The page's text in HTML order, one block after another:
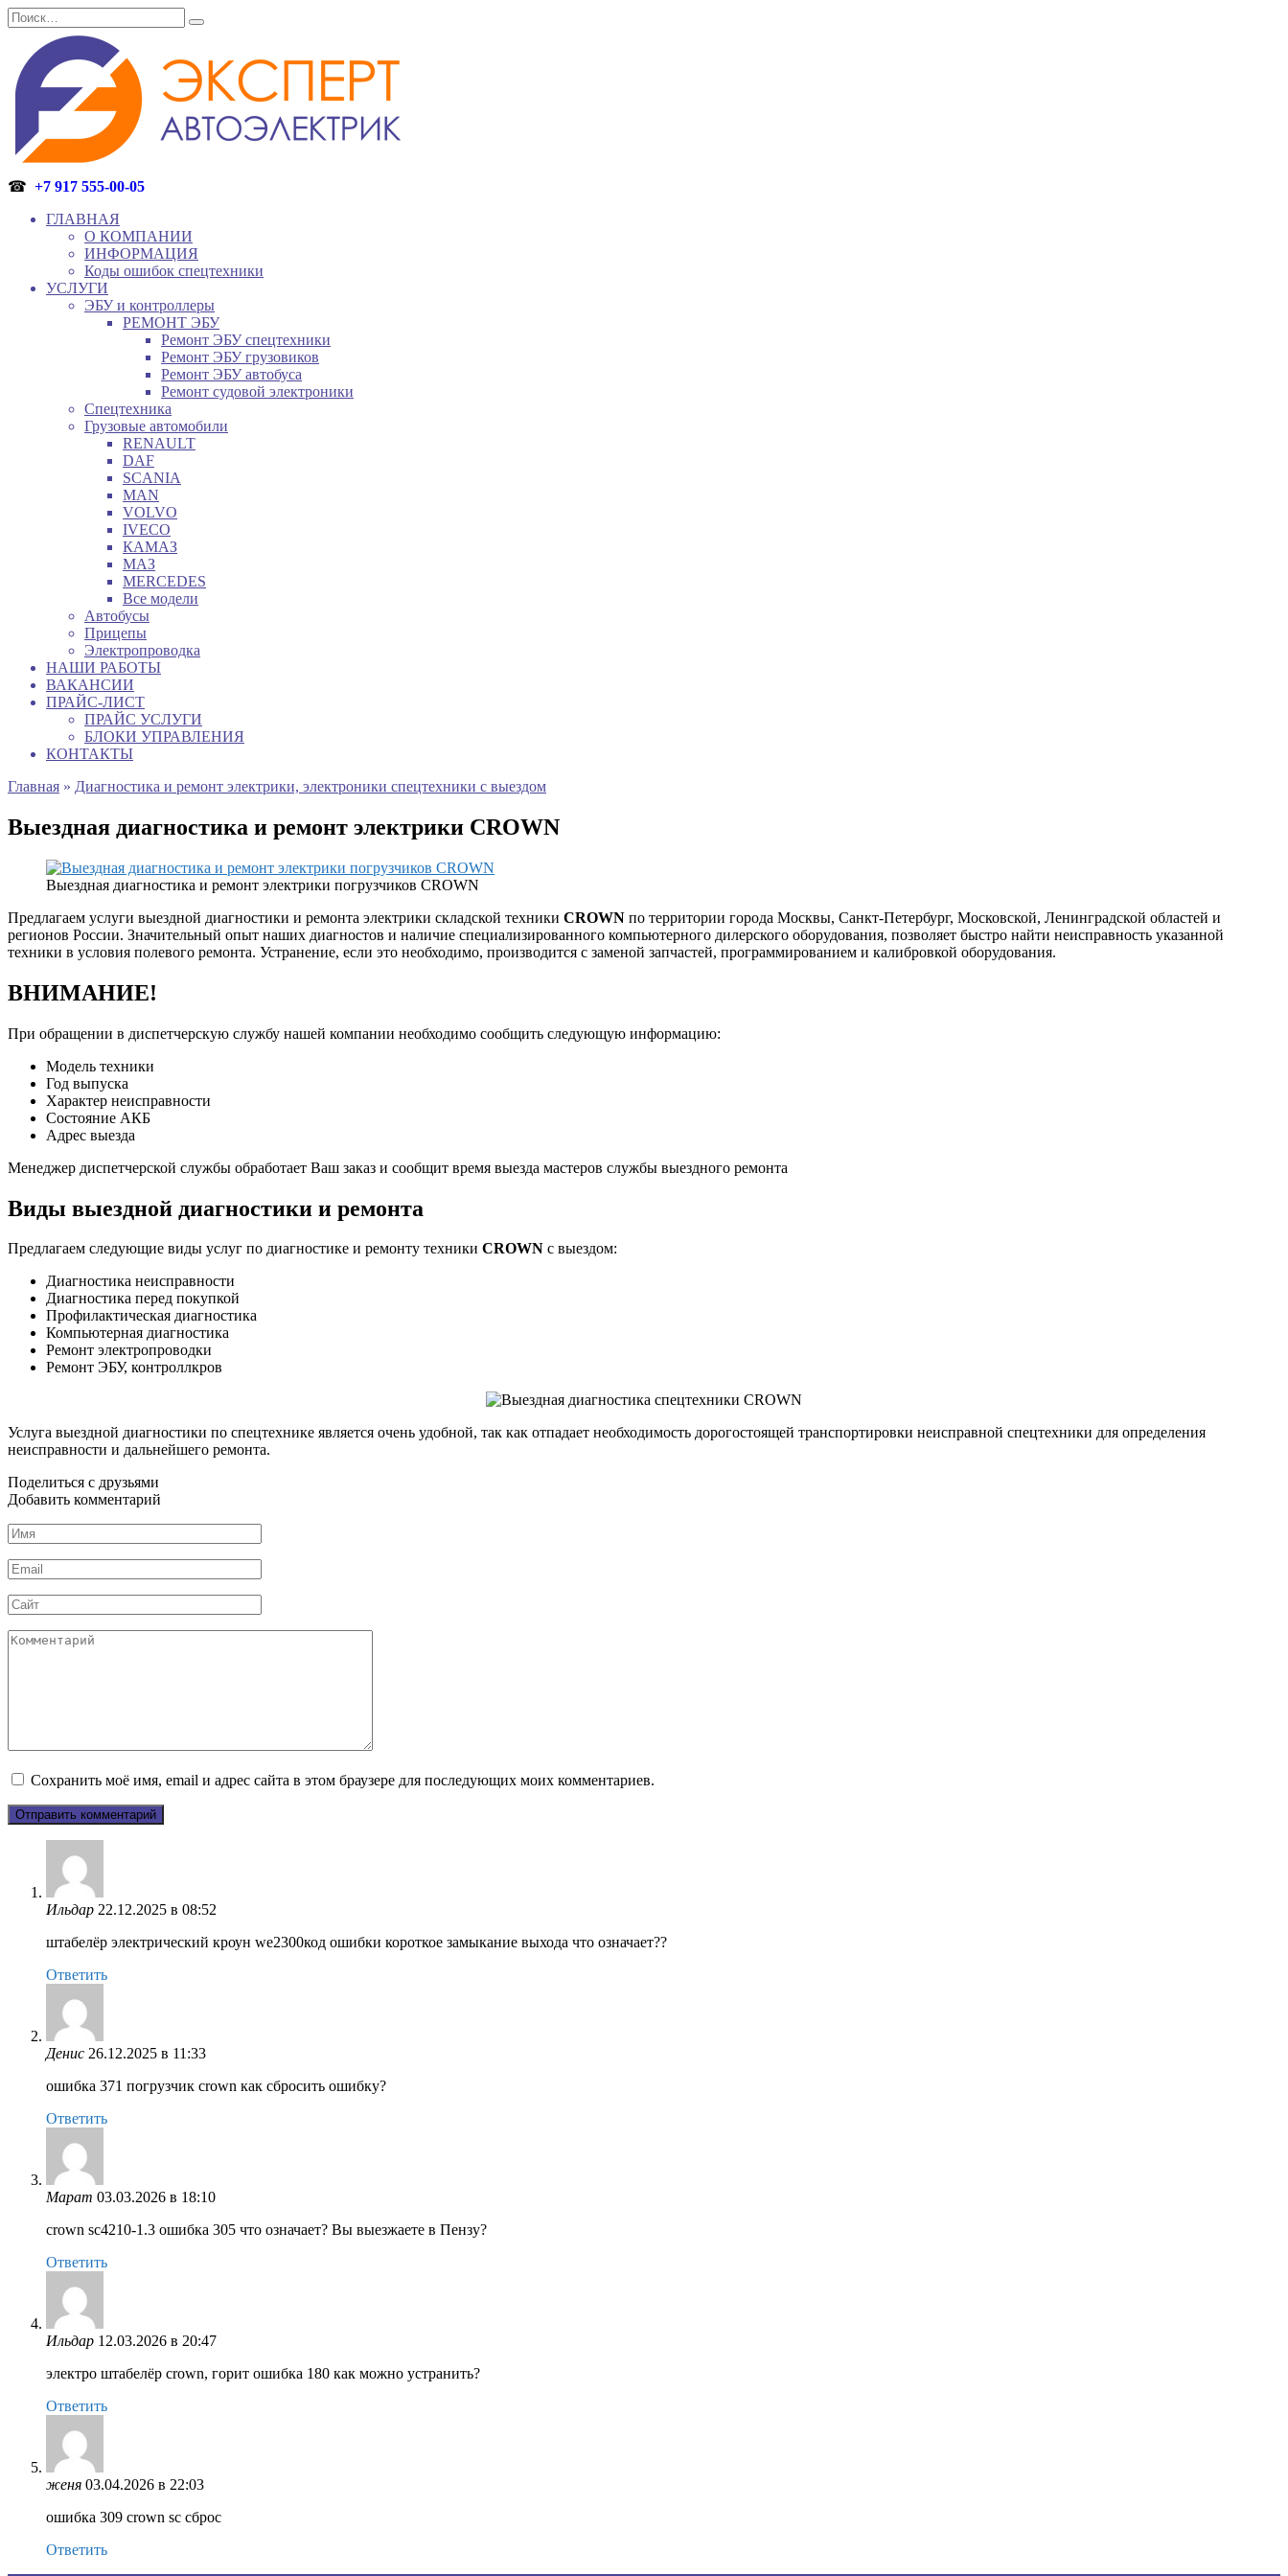
Перейти
к
содержанию
Search
for:
☎ +7 917 555-00-05
ГЛАВНАЯ
О КОМПАНИИ
ИНФОРМАЦИЯ
Коды ошибок спецтехники
УСЛУГИ
ЭБУ и контроллеры
РЕМОНТ ЭБУ
Ремонт ЭБУ спецтехники
Ремонт ЭБУ грузовиков
Ремонт ЭБУ автобуса
Ремонт судовой электроники
Спецтехника
Грузовые автомобили
RENAULT
DAF
SCANIA
MAN
VOLVO
IVECO
КАМАЗ
МАЗ
MERCEDES
Все модели
Автобусы
Прицепы
Электропроводка
НАШИ РАБОТЫ
ВАКАНСИИ
ПРАЙС-ЛИСТ
ПРАЙС УСЛУГИ
БЛОКИ УПРАВЛЕНИЯ
КОНТАКТЫ
Главная » Диагностика и ремонт электрики, электроники спецтехники с выездом
Выездная диагностика и ремонт электрики CROWN
Выездная диагностика и ремонт электрики погрузчиков CROWN
Предлагаем услуги выездной диагностики и ремонта электрики складской техники CROWN по территории города Москвы, Санкт-Петербург, Московской, Ленинградской областей и
регионов России. Значительный опыт наших диагностов и наличие специализированного компьютерного дилерского оборудования, позволяет быстро найти неисправность указанной
техники в условия полевого ремонта. Устранение, если это необходимо, производится с заменой запчастей, программированием и калибровкой оборудования.
ВНИМАНИЕ!
При обращении в диспетчерскую службу нашей компании необходимо сообщить следующую информацию:
Модель техники
Год выпуска
Характер неисправности
Состояние АКБ
Адрес выезда
Менеджер диспетчерской службы обработает Ваш заказ и сообщит время выезда мастеров службы выездного ремонта
Виды выездной диагностики и ремонта
Предлагаем следующие виды услуг по диагностике и ремонту техники CROWN с выездом:
Диагностика неисправности
Диагностика перед покупкой
Профилактическая диагностика
Компьютерная диагностика
Ремонт электропроводки
Ремонт ЭБУ, контроллкров
Услуга выездной диагностики по спецтехнике является очень удобной, так как отпадает необходимость дорогостоящей транспортировки неисправной спецтехники для определения
неисправности и дальнейшего ремонта.
Поделиться с друзьями
Добавить комментарий
Имя
*
Email
*
Сайт
Комментарий
Сохранить моё имя, email и адрес сайта в этом браузере для последующих моих комментариев.
Ильдар 22.12.2025 в 08:52
штабелёр электрический кроун we2300код ошибки короткое замыкание выхода что означает??
Ответить
Денис 26.12.2025 в 11:33
ошибка 371 погрузчик crown как сбросить ошибку?
Ответить
Марат 03.03.2026 в 18:10
crown sc4210-1.3 ошибка 305 что означает? Вы выезжаете в Пензу?
Ответить
Ильдар 12.03.2026 в 20:47
электро штабелёр crown, горит ошибка 180 как можно устранить?
Ответить
женя 03.04.2026 в 22:03
ошибка 309 crown sc сброс
Ответить